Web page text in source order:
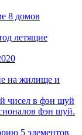
8 домов
летящие
на жилище и
чисел в фэн шуй
фэн шуй.
5 элементов